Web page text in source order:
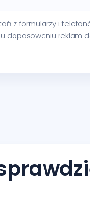
z formularzy i
dopasowaniu reklam